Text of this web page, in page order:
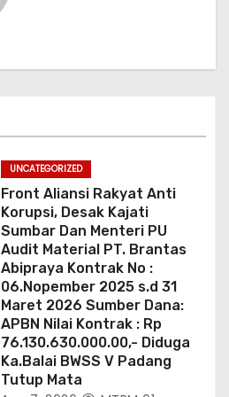
UNCATEGORIZED
Front Aliansi Rakyat Anti
Korupsi, Desak Kajati
Sumbar Dan Menteri PU
Audit Material PT. Brantas
Abipraya Kontrak No :
06.Nopember 2025 s.d 31
Maret 2026 Sumber Dana:
APBN Nilai Kontrak : Rp
76.130.630.000.00,- Diduga
Ka.Balai BWSS V Padang
Tutup Mata